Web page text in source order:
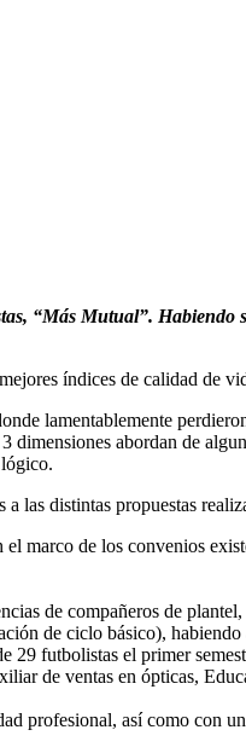
“Más Mutual”. Habiendo
índices de calidad de
lamentablemente
dimensiones abordan de
las distintas propuestas
marco de los convenios
de compañeros de
de ciclo básico),
29 futbolistas el primer
de ventas en ópticas,
profesional, así como con